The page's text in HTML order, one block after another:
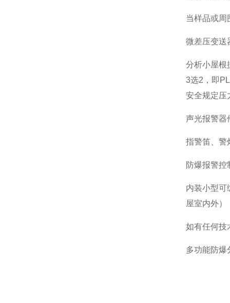
当样品或周
微差压变送
分析小屋根
3选2，即
安全规定压
声光报警器
指警笛、警
防爆报警控
内装小型
屋室内外
如有任何技
多功能防爆